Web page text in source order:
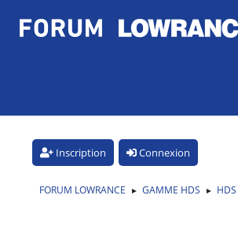
Inscription Connexion
FORUM LOWRANCE ► GAMME HDS ►